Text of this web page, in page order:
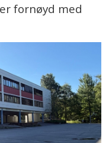
fornøyd med